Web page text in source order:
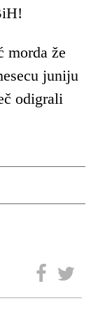
morda že
juniju
odigrali